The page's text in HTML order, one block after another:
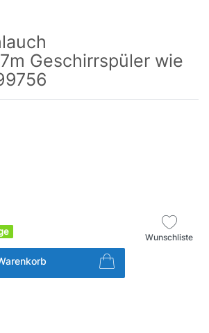
Geschirrspüler wie
Wunschliste